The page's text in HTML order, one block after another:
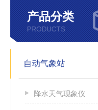
产品分类
PRODUCTS
自动气象站
降水天气现象仪